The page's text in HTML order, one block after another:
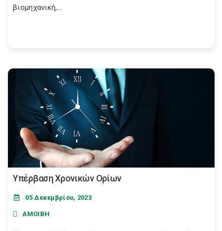
βιομηχανική,...
Υπέρβαση Χρονικών Ορίων
05 Δεκεμβρίου, 2023
ΑΜΟΙΒΗ